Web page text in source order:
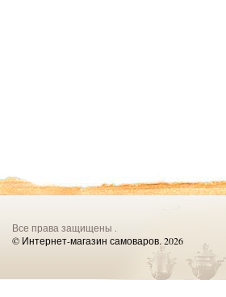
Все права защищены .
© Интернет-магазин самоваров. 2026